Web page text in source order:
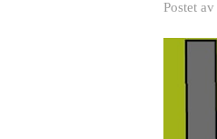
Postet av